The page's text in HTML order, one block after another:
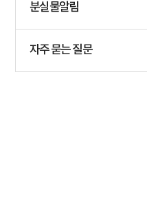
분실물알림
자주 묻는 질문